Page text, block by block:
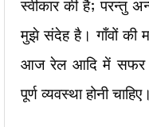
स्वीकार की है; परन्तु
मुझे संदेह है। गाँवों की
आज रेल आदि में सफर
पूर्ण व्यवस्था होनी चाहिए।